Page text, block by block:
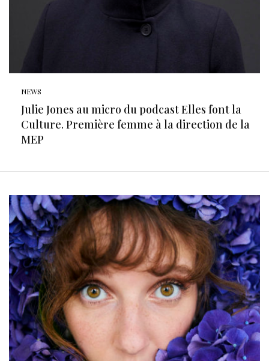
NEWS
Julie Jones au micro du podcast Elles font la
Culture. Première femme à la direction de la
MEP